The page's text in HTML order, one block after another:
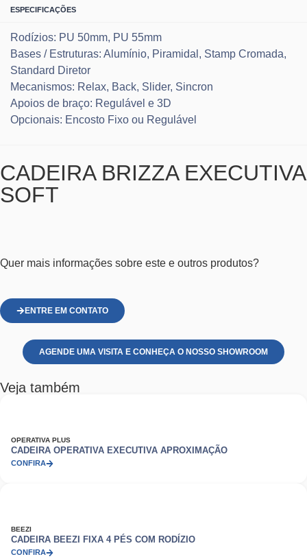
ESPECIFICAÇÕES
Rodízios: PU 50mm, PU 55mm
Bases / Estruturas: Alumínio, Piramidal, Stamp Cromada,
Standard Diretor
Mecanismos: Relax, Back, Slider, Sincron
Apoios de braço: Regulável e 3D
Opcionais: Encosto Fixo ou Regulável
CADEIRA BRIZZA EXECUTIVA
SOFT
Quer mais informações sobre este e outros produtos?
ENTRE EM CONTATO
AGENDE UMA VISITA E CONHEÇA O NOSSO SHOWROOM
Veja também
OPERATIVA PLUS
CADEIRA OPERATIVA EXECUTIVA APROXIMAÇÃO
CONFIRA
BEEZI
CADEIRA BEEZI FIXA 4 PÉS COM RODÍZIO
CONFIRA